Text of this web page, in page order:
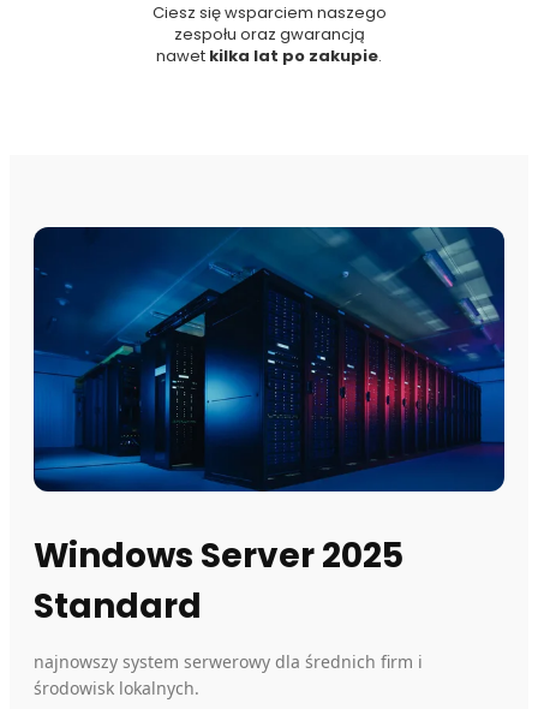
Ciesz się wsparciem naszego
zespołu oraz gwarancją
nawet kilka lat po zakupie.
Windows Server 2025
Standard
najnowszy system serwerowy dla średnich firm i
środowisk lokalnych.